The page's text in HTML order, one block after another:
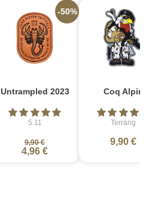
Untrampled 2023
5.11
9,90 €
4,96 €
-50%
Coq Alpin
Terräng
9,90 €